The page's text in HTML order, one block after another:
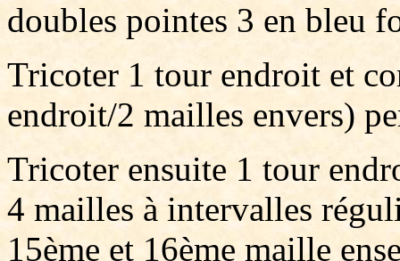
doubles pointes 3 en bleu
Tricoter 1 tour endroit et
endroit/2 mailles envers)
Tricoter ensuite 1 tour
4 mailles à intervalles
15ème et 16ème maille